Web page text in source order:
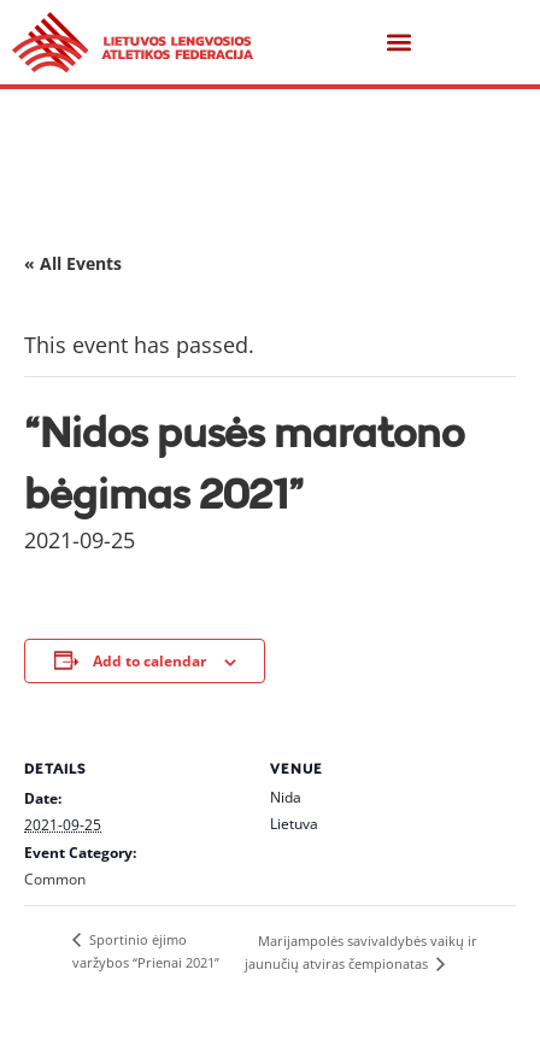
« All Events
This event has passed.
“Nidos pusės maratono
bėgimas 2021”
2021-09-25
Add to calendar
DETAILS
Date:
2021-09-25
Event Category:
Common
VENUE
Nida
Lietuva
Sportinio ėjimo
varžybos “Prienai 2021”
Marijampolės savivaldybės vaikų ir
jaunučių atviras čempionatas